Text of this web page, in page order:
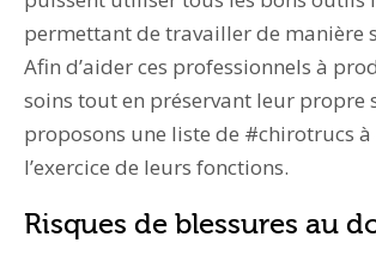
permettant de travailler de manière
Afin d’aider ces professionnels à
soins tout en préservant leur propre
proposons une liste de #chirotrucs
l’exercice de leurs fonctions.
Risques de blessures au